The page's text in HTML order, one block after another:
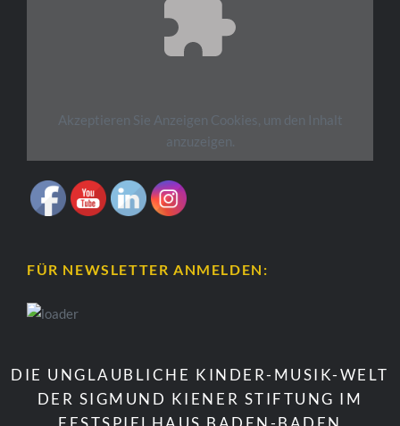
Akzeptieren Sie Anzeigen Cookies, um den Inhalt
anzuzeigen.
FÜR NEWSLETTER ANMELDEN:
DIE UNGLAUBLICHE KINDER-MUSIK-WELT
DER SIGMUND KIENER STIFTUNG IM